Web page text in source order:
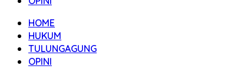
HOME
HUKUM
TULUNGAGUNG
OPINI